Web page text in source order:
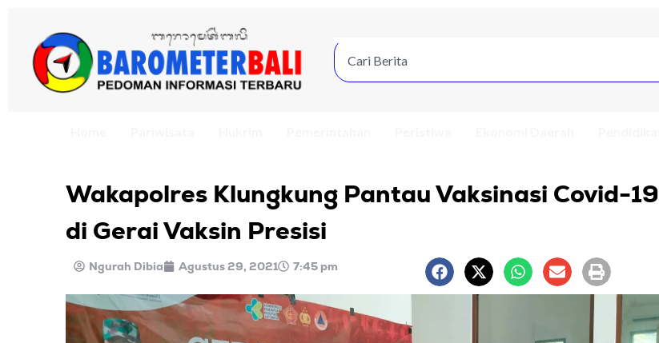
Wakapolres Klungkung Pantau Vaksinasi Covid-19
di Gerai Vaksin Presisi
Ngurah Dibia Agustus 29, 2021 7:45 pm